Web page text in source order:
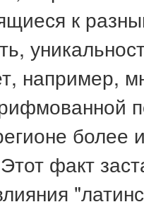
к
например,
факт